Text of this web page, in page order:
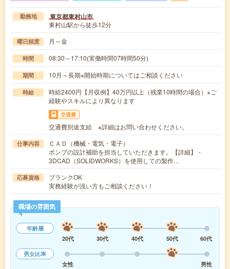
勤務地 東京都東村山市
東村山駅から徒歩12分
曜日頻度 月～金
時間 08:30～17:10(実働時間07時間50分)
期間 10月～長期※開始時期についてはご相談ください
時給
時給2400円【月収例】40万円以上（残業10時間の場合）※ご
経験やスキルにより異なります
交通費
交通費別途支給 ※詳細はお問い合わせください。
仕事内容
ＣＡＤ（機械・電気・電子）
ポンプの設計補助を担当していただきます。【詳細】・
3DCAD（SOLIDWORKS）を使用しての製作…
応募資格
ブランクOK
実務経験が浅い方もご相談ください！
職場の雰囲気
年齢層
20代
30代 40代 50代
60代
男女比率
女性
男性